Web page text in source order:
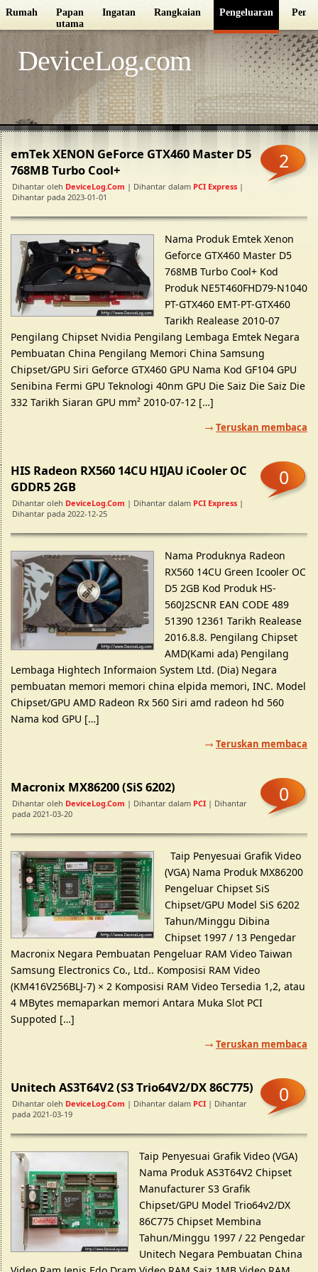
Rumah
Papan
utama
Ingatan Rangkaian Pengeluaran
DeviceLog.com
emTek XENON GeForce GTX460 Master D5
768MB Turbo Cool+
Dihantar oleh DeviceLog.com | Dihantar dalam PCI Express |
Dihantar pada 2023-01-01
2
Nama Produk Emtek Xenon
Geforce GTX460 Master D5
768MB Turbo Cool+ Kod
Produk NE5T460FHD79-N1040
PT-GTX460 EMT-PT-GTX460
Tarikh Realease 2010-07
Pengilang Chipset Nvidia Pengilang Lembaga Emtek Negara
Pembuatan China Pengilang Memori China Samsung
Chipset/GPU Siri Geforce GTX460 GPU Nama Kod GF104 GPU
Senibina Fermi GPU Teknologi 40nm GPU Die Saiz Die Saiz Die
332 Tarikh Siaran GPU mm² 2010-07-12 […]
Teruskan membaca
HIS Radeon RX560 14CU HIJAU iCooler OC
GDDR5 2GB
Dihantar oleh DeviceLog.com | Dihantar dalam PCI Express |
Dihantar pada 2022-12-25
0
Nama Produknya Radeon
RX560 14CU Green Icooler OC
D5 2GB Kod Produk HS-
560J2SCNR EAN CODE 489
51390 12361 Tarikh Realease
2016.8.8. Pengilang Chipset
AMD(Kami ada) Pengilang
Lembaga Hightech Informaion System Ltd. (Dia) Negara
pembuatan memori memori china elpida memori, INC. Model
Chipset/GPU AMD Radeon Rx 560 Siri amd radeon hd 560
Nama kod GPU […]
Teruskan membaca
Macronix MX86200 (SiS 6202)
Dihantar oleh DeviceLog.com | Dihantar dalam PCI | Dihantar
pada 2021-03-20
0
Taip Penyesuai Grafik Video
(VGA) Nama Produk MX86200
Pengeluar Chipset SiS
Chipset/GPU Model SiS 6202
Tahun/Minggu Dibina
Chipset 1997 / 13 Pengedar
Macronix Negara Pembuatan Pengeluar RAM Video Taiwan
Samsung Electronics Co., Ltd.. Komposisi RAM Video
(KM416V256BLJ-7) × 2 Komposisi RAM Video Tersedia 1,2, atau
4 MBytes memaparkan memori Antara Muka Slot PCI
Suppoted […]
Teruskan membaca
Unitech AS3T64V2 (S3 Trio64V2/DX 86C775)
Dihantar oleh DeviceLog.com | Dihantar dalam PCI | Dihantar
pada 2021-03-19
0
Taip Penyesuai Grafik Video (VGA)
Nama Produk AS3T64V2 Chipset
Manufacturer S3 Grafik
Chipset/GPU Model Trio64v2/DX
86C775 Chipset Membina
Tahun/Minggu 1997 / 22 Pengedar
Unitech Negara Pembuatan China